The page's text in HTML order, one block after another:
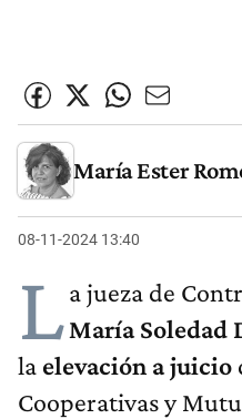
María Ester
08-11-2024 13:40
La jueza de
María Soledad
la elevación a juicio
Cooperativas y